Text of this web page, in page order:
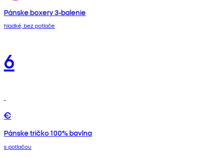
Pánske boxery 3-balenie
hladké, bez potlače
6
€
Pánske tričko 100% bavlna
s potlačou